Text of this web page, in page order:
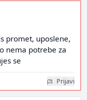
promet, uposlene,
nema potrebe za
se
Prijavi